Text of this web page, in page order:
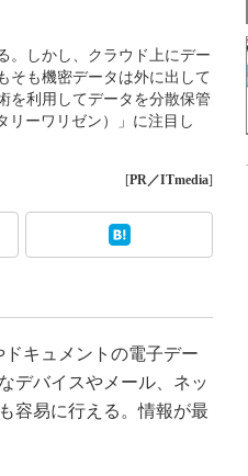
。しかし、クラウド上にデー
そも機密データは外に出して
を利用してデータを分散保管
リーワリゼン）」に注目し
[PR／ITmedia]
キュメントの電子デー
デバイスやメール、ネッ
容易に行える。情報が最